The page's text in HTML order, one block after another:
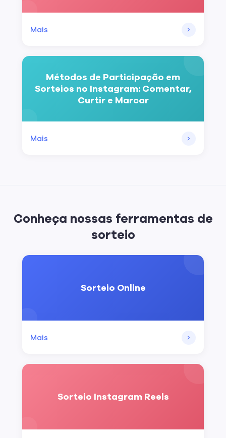
Mais
Métodos de Participação em
Sorteios no Instagram: Comentar,
Curtir e Marcar
Mais
Conheça nossas ferramentas de
sorteio
Sorteio Online
Mais
Sorteio Instagram Reels